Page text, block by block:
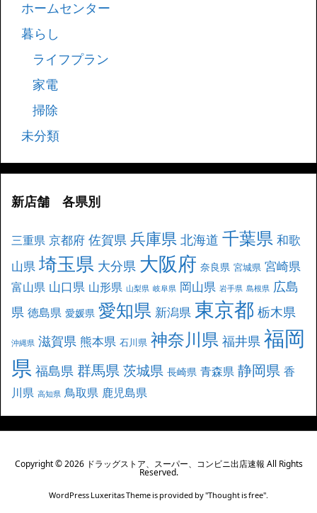
ホームセンター
暮らし
ライフプラン
家電
掃除
未分類
新店舗 各県別
三重県 京都府 佐賀県 兵庫県 北海道 千葉県 和歌
山県 埼玉県 大分県 大阪府 奈良県 宮城県 宮崎県
富山県 山口県 山形県 山梨県 岐阜県 岡山県 岩手県 島根県 広島
県 徳島県 愛媛県 愛知県 新潟県 東京都 栃木県
沖縄県 滋賀県 熊本県 石川県 神奈川県 福井県 福岡
県 福島県 群馬県茨城県 長崎県 青森県 静岡県 香
川県 高知県 鳥取県 鹿児島県
Copyright ©2026 ドラッグストア、スーパー、コンビニ出店速報 All Rights
Reserved.
WordPress Luxeritas Theme is provided by "Thought is free".